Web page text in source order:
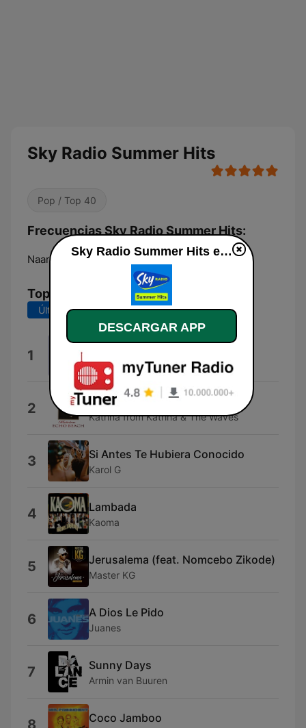
Sky Radio Summer Hits
Pop / Top 40
Frecuencias Sky Radio Summer Hits:
Naarden: Online
Top Canciones
Últimos 7 días Últimos 30 días
1 David Guetta & Madonna
2 Walking On Sunshine
Katrina from Katrina & The Waves
3 Si Antes Te Hubiera Conocido
Karol G
4 Lambada
Kaoma
5 Jerusalema (feat. Nomcebo Zikode)
Master KG
6 A Dios Le Pido
Juanes
7 Sunny Days
Armin van Buuren
8 Coco Jamboo
Sky Radio Summer Hits en vivo
DESCARGAR APP